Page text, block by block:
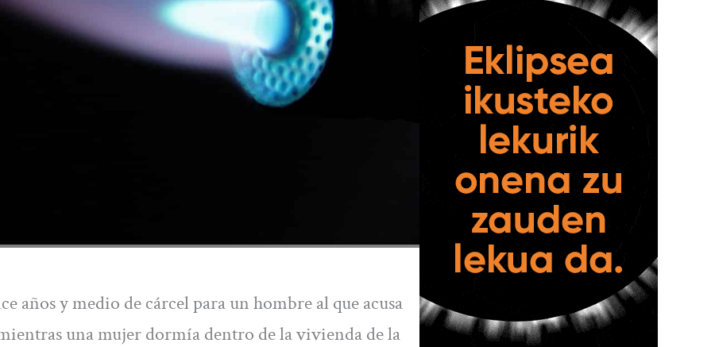
años y medio de cárcel para un hombre al que acusa
una mujer dormía dentro de la vivienda de la